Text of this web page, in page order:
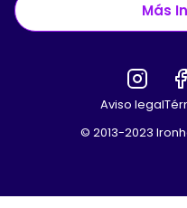
Más
Aviso legal
© 2013-2023